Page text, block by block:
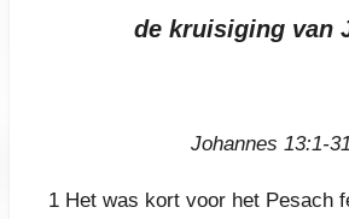
de kruisiging van
Johannes 13:1-31
1 Het was kort voor het Pesach